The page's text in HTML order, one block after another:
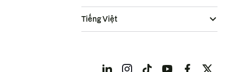
Tiếng Việt